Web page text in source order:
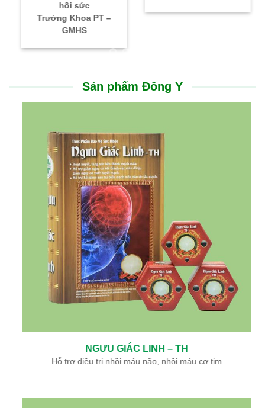
hồi sức
Trưởng Khoa PT –
GMHS
Sản phẩm Đông Y
NGƯU GIÁC LINH – TH
Hỗ trợ điều trị nhồi máu não, nhồi máu cơ tim